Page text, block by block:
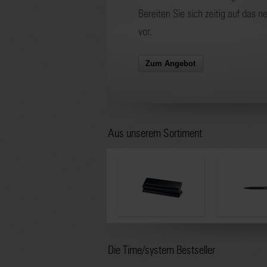
Zum Angebot
Aus unserem Sortiment
Die Time/system Bestseller